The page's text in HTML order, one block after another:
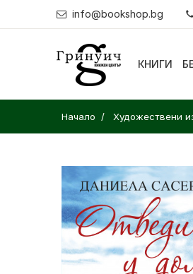
info@bookshop.bg
КНИГИ
Начало Художествени